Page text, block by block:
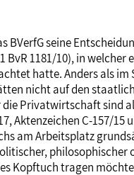
seine
BvR 1181/10), in
hatte. Anders als
nicht auf den
Privatwirtschaft sind
Aktenzeichen C-157/
am Arbeitsplatz
Kopftuch tragen